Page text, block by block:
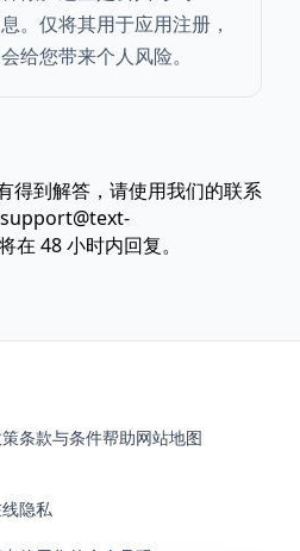
。仅将其用于应用注册，
给您带来个人风险。
得到解答，请使用我们的联系
support@text-
在 48 小时内回复。
条款与条件帮助网站地图
隐私